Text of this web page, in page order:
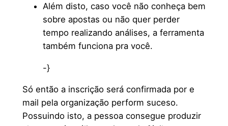
Além disto, caso você não conheça bem
sobre apostas ou não quer perder
tempo realizando análises, a ferramenta
também funciona pra você.
-}
Só então a inscrição será confirmada por e
mail pela organização perform suceso.
Possuindo isto, a pessoa consegue produzir